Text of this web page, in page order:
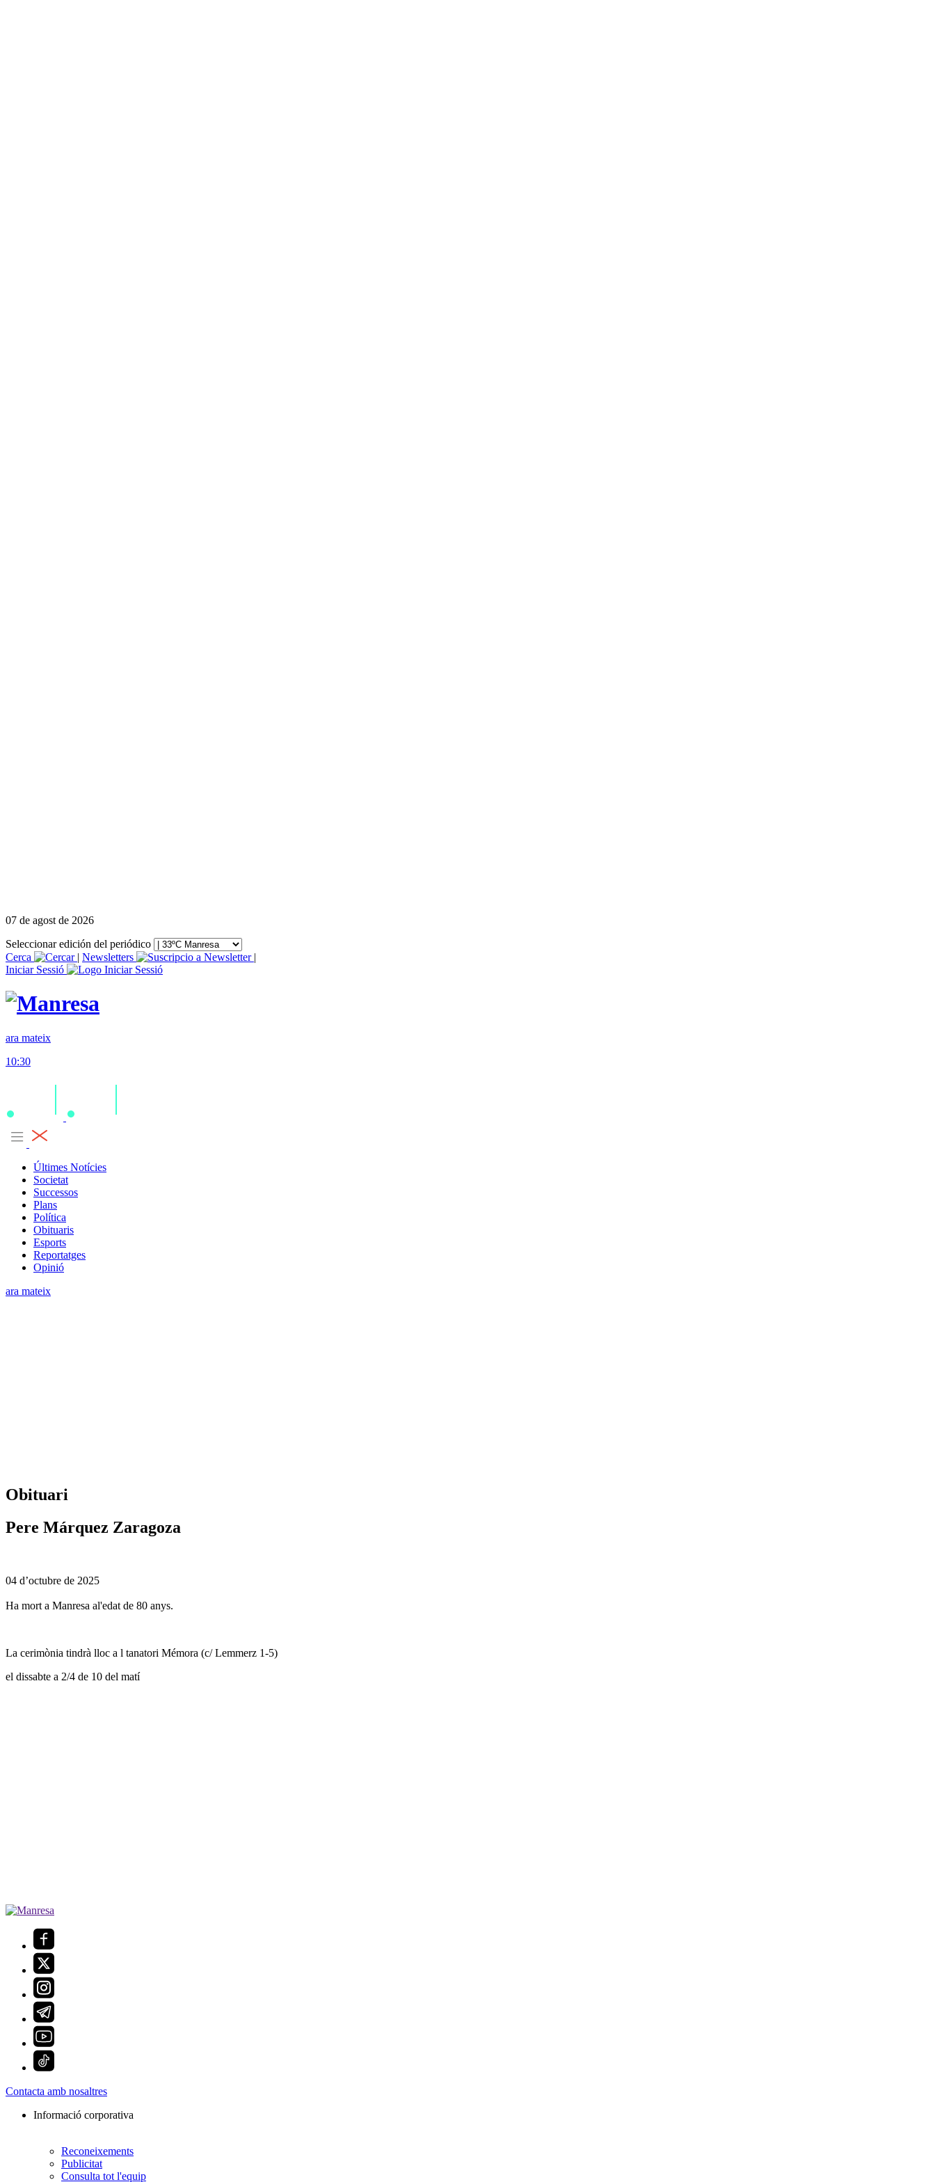
07 de agost de 2026
Seleccionar edición del periódico
Cerca
| Newsletters
|
Iniciar Sessió
ara mateix
10:30
Últimes Notícies
Societat
Successos
Plans
Política
Obituaris
Esports
Reportatges
Opinió
ara mateix
Obituari
Pere Márquez Zaragoza
04 d’octubre de 2025
Ha mort a Manresa al'edat de 80 anys.
La cerimònia tindrà lloc a l tanatori Mémora (c/ Lemmerz 1-5)
el dissabte a 2/4 de 10 del matí
Contacta amb nosaltres
Informació corporativa
Reconeixements
Publicitat
Consulta tot l'equip